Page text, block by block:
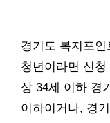
경기도 복지포
청년이라면 신청
상 34세 이하 경
이하이거나, 경